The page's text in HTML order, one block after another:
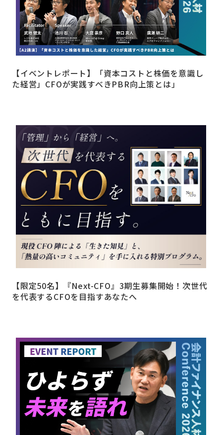
【イベントレポート】「資本コストと株価を意識し
た経営」CFOが実践すべきPBR向上策とは」
【限定50名】『Next-CFO』3期生募集開始！次世代
を代表するCFOを目指すあなたへ